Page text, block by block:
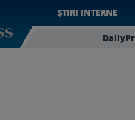
ȘTIRI INTERNE